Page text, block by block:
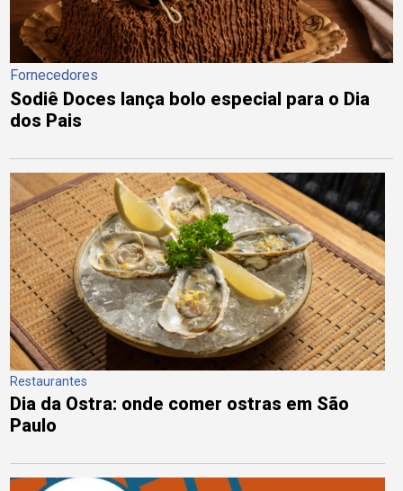
Fornecedores
Sodiê Doces lança bolo especial para o Dia
dos Pais
Restaurantes
Dia da Ostra: onde comer ostras em São
Paulo